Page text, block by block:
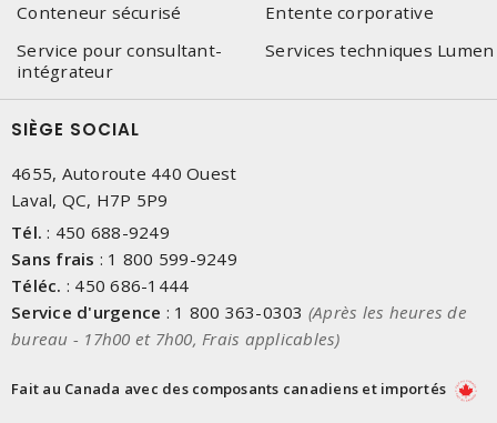
Conteneur sécurisé
Entente corporative
Service pour consultant-
intégrateur
Services techniques Lumen
SIÈGE SOCIAL
4655, Autoroute 440 Ouest
Laval, QC, H7P 5P9
Tél. : 450 688-9249
Sans frais : 1 800 599-9249
Téléc. : 450 686-1444
Service d'urgence : 1 800 363-0303 (Après les heures de
bureau - 17h00 et 7h00, Frais applicables)
Fait au Canada avec des composants canadiens et importés